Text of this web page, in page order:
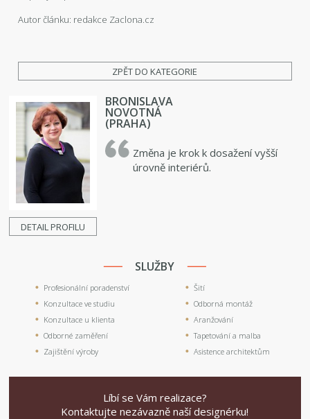
Autor článku: redakce Zaclona.cz
ZPĚT DO KATEGORIE
DETAIL PROFILU
BRONISLAVA
NOVOTNÁ
(PRAHA)
Změna je krok k dosažení vyšší
úrovně interiérů.
SLUŽBY
Profesionální poradenství
Konzultace ve studiu
Konzultace u klienta
Odborné zaměření
Zajištění výroby
Šití
Odborná montáž
Aranžování
Tapetování a malba
Asistence architektům
Líbí se Vám realizace?
Kontaktujte nezávazně naší designérku!